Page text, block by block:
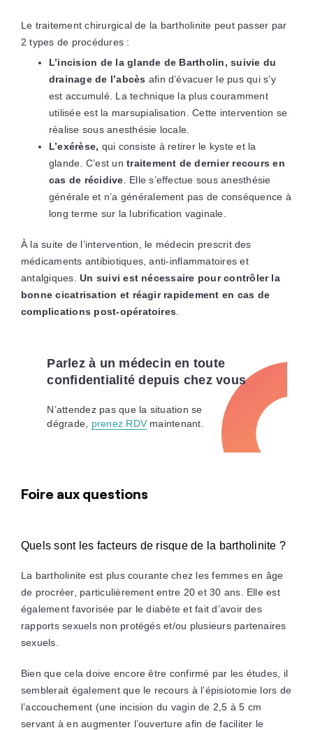
Le traitement chirurgical de la bartholinite peut passer par
2 types de procédures :
L’incision de la glande de Bartholin, suivie du
drainage de l’abcès afin d’évacuer le pus qui s’y
est accumulé. La technique la plus couramment
utilisée est la marsupialisation. Cette intervention se
réalise sous anesthésie locale.
L’exérèse, qui consiste à retirer le kyste et la
glande. C’est untraitement de dernier recours en
cas de récidive . Elle s’effectue sous anesthésie
générale et n’a généralement pas de conséquence à
long terme sur la lubrification vaginale.
À la suite de l’intervention, le médecin prescrit des
médicaments antibiotiques, anti-inflammatoires et
antalgiques.Un suivi est nécessaire pour contrôler la
bonne cicatrisation et réagir rapidement en cas de
complications post-opératoires
Parlez à un médecin en toute
confidentialité depuis chez vous
N’attendez pas que la situation se
dégrade, prenez RDV maintenant.
Foire aux questions
Quels sont les facteurs de risque de la bartholinite ?
La bartholinite est plus courante chez les femmes en âge
de procréer, particulièrement entre 20 et 30 ans. Elle est
également favorisée par le diabète et fait d’avoir des
rapports sexuels non protégés et/ou plusieurs partenaires
sexuels.
Bien que cela doive encore être confirmé par les études, il
semblerait également que le recours à l’épisiotomie lors de
l’accouchement (une incision du vagin de 2,5 à 5 cm
servant à en augmenter l’ouverture afin de faciliter le